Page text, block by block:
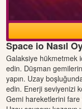
Space io Nasıl
Galaksiye hükmetmek
edin. Düşman
yapın. Uzay
edin. Enerji seviyenizi
Gemi hareketlerini fare